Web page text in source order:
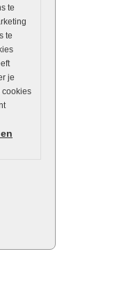
te
te
je
cookies